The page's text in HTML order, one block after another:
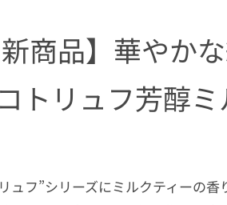
新商品】華やか
トリュフ芳醇ミ
ュフ”シリーズにミルクティーの